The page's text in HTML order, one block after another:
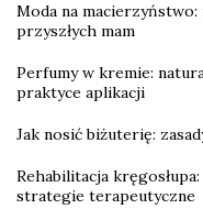
Moda na
przyszłych mam
Perfumy w kremie:
praktyce aplikacji
Jak nosić biżuterię:
Rehabilitacja
strategie terapeutyczne